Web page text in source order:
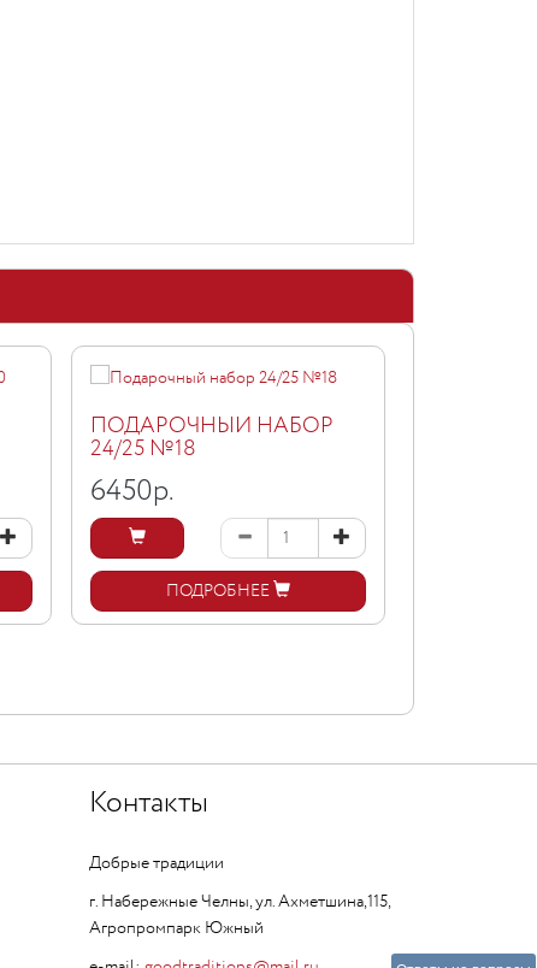
ПОДАРОЧНЫЙ НАБОР
24/25 №18
6450р.
ПОДРОБНЕЕ
Контакты
Добрые традиции
г. Набережные Челны, ул. Ахметшина,115,
Агропромпарк Южный